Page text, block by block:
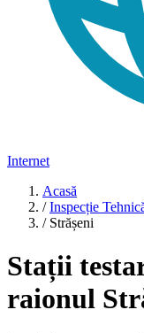
Internet
Acasă
/ Inspecție
/ Strășeni
Stații
raionul